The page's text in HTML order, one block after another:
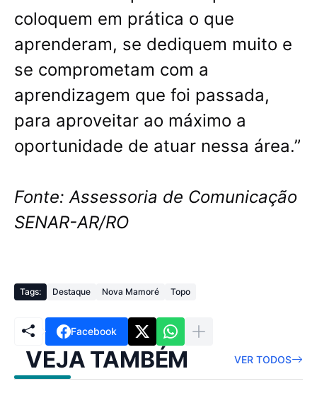
coloquem em prática o que
aprenderam, se dediquem muito e
se comprometam com a
aprendizagem que foi passada,
para aproveitar ao máximo a
oportunidade de atuar nessa área.”
Fonte: Assessoria de Comunicação
SENAR-AR/RO
Tags: Destaque Nova Mamoré Topo
Facebook
VEJA TAMBÉM VER TODOS